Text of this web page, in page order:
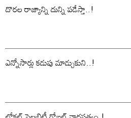
దొరల రాజ్యాన్ని దున్ని పడేస్తా..!
ఎన్నోసార్లు కడుపు మాడ్చుకుని..!